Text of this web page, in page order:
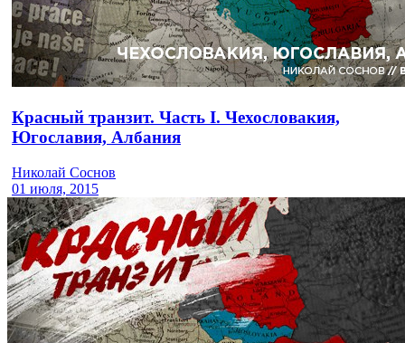
Красный транзит. Часть I. Чехословакия,
Югославия, Албания
Николай Соснов
01 июля, 2015